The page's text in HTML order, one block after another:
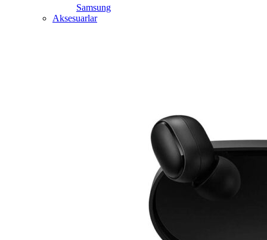
Samsung
Aksesuarlar